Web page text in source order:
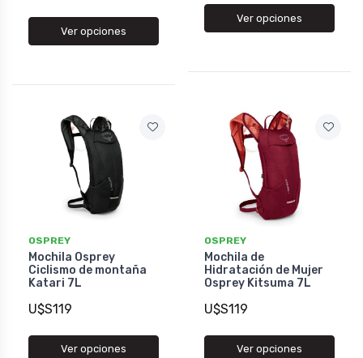
Ver opciones
Ver opciones
OSPREY
Mochila Osprey
Ciclismo de montaña
Katari 7L
U$S119
Ver opciones
OSPREY
Mochila de
Hidratación de Mujer
Osprey Kitsuma 7L
U$S119
Ver opciones